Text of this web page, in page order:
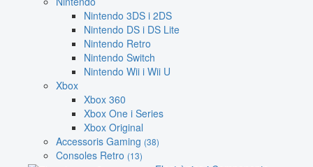
Nintendo 3DS i 2DS
Nintendo DS i DS Lite
Nintendo Retro
Nintendo Switch
Nintendo Wii i Wii U
Xbox
Xbox 360
Xbox One i Series
Xbox Original
Accessoris Gaming (38)
Consoles Retro (13)